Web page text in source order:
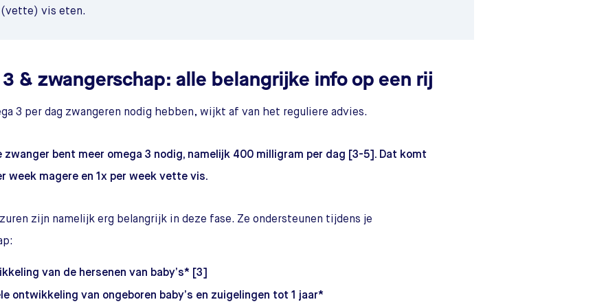
(vette) vis eten.
& zwangerschap: alle belangrijke info op een rij
3 per dag zwangeren nodig hebben, wijkt af van het reguliere advies.
zwanger bent meer omega 3 nodig, namelijk 400 milligram per dag [3-5]. Dat komt
week magere en 1x per week vette vis.
zijn namelijk erg belangrijk in deze fase. Ze ondersteunen tijdens je
van de hersenen van baby’s* [3]
ontwikkeling van ongeboren baby’s en zuigelingen tot 1 jaar*